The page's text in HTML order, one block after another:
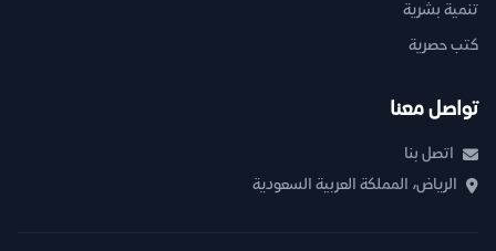
تنمية بشرية
كتب حصرية
تواصل معنا
اتصل بنا
الرياض، المملكة العربية السعودية